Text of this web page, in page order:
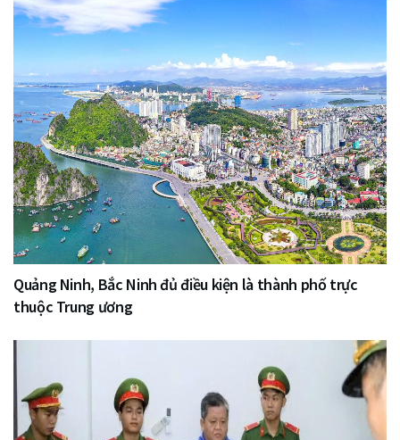
Quảng Ninh, Bắc Ninh đủ điều kiện là thành phố trực
thuộc Trung ương